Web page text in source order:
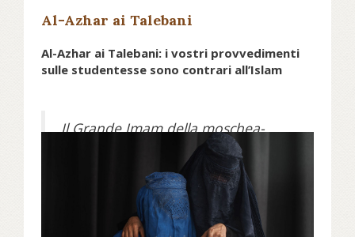
Al-Azhar ai Talebani
Al-Azhar ai Talebani: i vostri provvedimenti
sulle studentesse sono contrari all’Islam
Il Grande Imam della moschea-
università del Cairo ha dichiarato
che la decisione dell’emirato
afghano di impedire l’istruzione
universitaria alle ragazze non ha un
fondamento islamico